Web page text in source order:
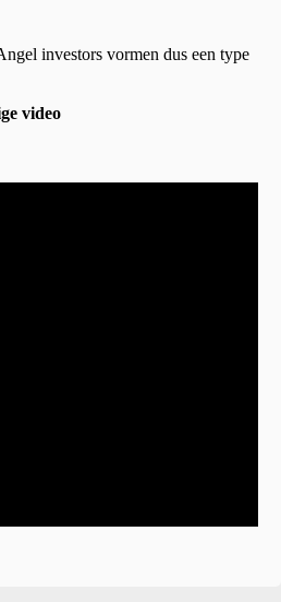
investors vormen dus een type
video